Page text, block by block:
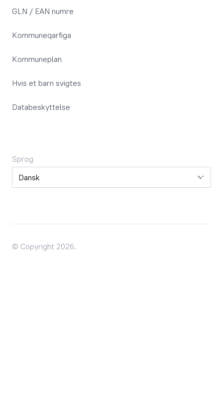
GLN / EAN numre
Kommuneqarfiga
Kommuneplan
Hvis et barn svigtes
Databeskyttelse
Sprog
Sprog
© Copyright 2026.